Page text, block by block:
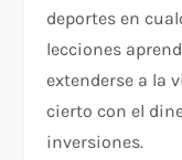
deportes en
lecciones
extenderse a la
cierto con el
inversiones.